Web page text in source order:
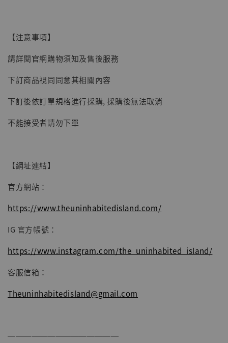
子彈飛 鵝城縣長 張麻子 [BK01]
NT$ 4,980
【注意事項】
請詳閱官網購物須知及售後服務
下訂商品視同同意其相關內容
下訂後依訂單規格進行採購, 採購後無法取消
不能接受者請勿下單
【網址連結】
官方網站：
https://www.theuninhabitedisland.com/
IG 官方帳號：
https://www.instagram.com/the_uninhabited_island/
客服信箱：
Theuninhabitedisland@gmail.com
──────────────